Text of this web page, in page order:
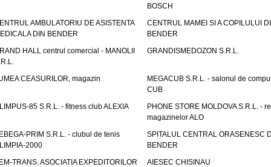
BOSCH
AMBULATORIU DE ASISTENTA
DIN BENDER
CENTRUL MAMEI SI A COPILULUI
BENDER
HALL centrul comercial - MANOLII
GRANDISMEDOZON S.R.L.
CEASURILOR, magazin
MEGACUB S.R.L. - salonul de
CUB
85 S.R.L. - fitness club ALEXIA
PHONE STORE MOLDOVA S.R.L. -
magazinelor ALO
PRIM S.R.L. - clubul de tenis
2000
SPITALUL CENTRAL ORASENESC
BENDER
TRANS. ASOCIATIA EXPEDITORILOR
AIESEC CHISINAU